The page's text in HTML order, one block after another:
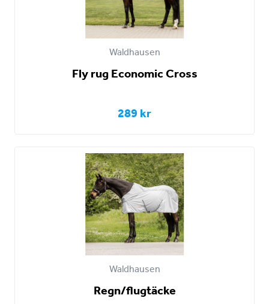
Waldhausen
Fly rug Economic Cross
289 kr
Waldhausen
Regn/flugtäcke